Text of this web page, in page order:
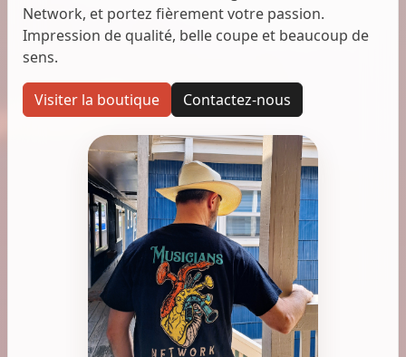
Network, et portez fièrement votre passion.
Impression de qualité, belle coupe et beaucoup de
sens.
Visiter la boutique Contactez-nous